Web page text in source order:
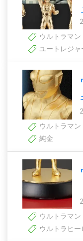
ウルトラマン
ユートレジャ
ウルトラマン
純金
ウルトラマン
ウルトラヒー